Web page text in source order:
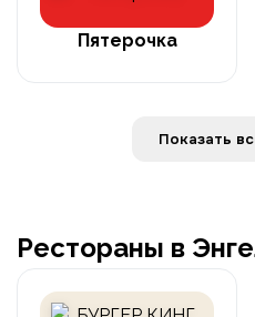
Пятерочка
Рестораны в